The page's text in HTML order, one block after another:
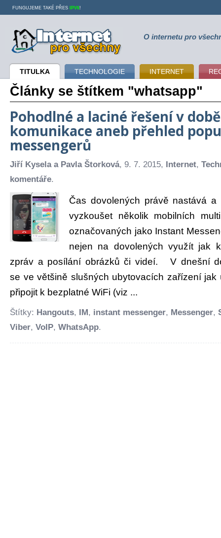
Internet pro všechny O internetu pro
TITULKA TECHNOLOGIE INTERNET
FUNGUJEME TAKÉ PŘES IPV6!
Články se štítkem "whatsapp"
Pohodlné a laciné řešení v
komunikace aneb přehled
messengerů
Jiří Kysela a Pavla Štorková, 9. 7. 2015, Internet,
komentáře.
Čas dovolených právě nastává
vyzkoušet několik mobilních
označovaných jako Instant
nejen na dovolených využít jak
zpráv a posílání obrázků či videí. V dnešní
se ve většině slušných ubytovacích zařízení
připojit k bezplatné WiFi (viz ...
Štítky: Hangouts, IM , instant messenger, Messenger,
Viber, VoIP, WhatsApp.